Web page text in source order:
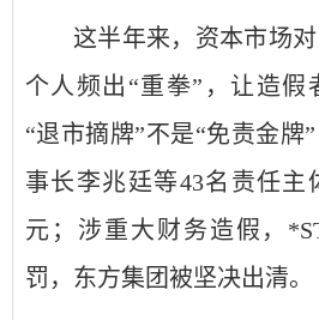
这半年来，资本市场
个人频出“重拳”，让造假
“退市摘牌”不是“免责金牌
事长李兆廷等43名责任主
元；涉重大财务造假，
罚，东方集团被坚决出清。